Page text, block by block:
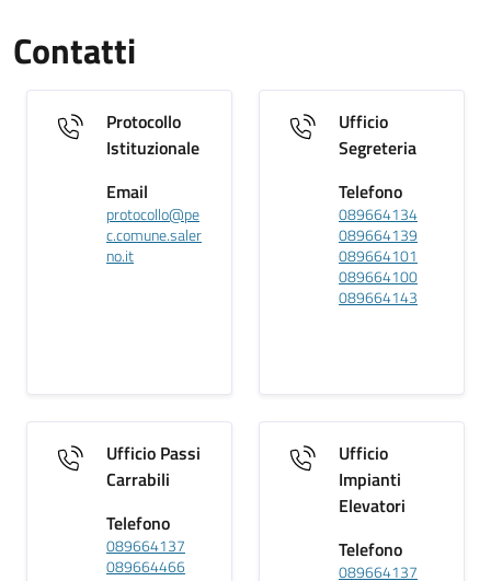
Contatti
Protocollo
Istituzionale
Email
protocollo@pe
c.comune.saler
no.it
Ufficio
Segreteria
Telefono
089664134
089664139
089664101
089664100
089664143
Ufficio Passi
Carrabili
Telefono
089664137
089664466
Ufficio
Impianti
Elevatori
Telefono
089664137